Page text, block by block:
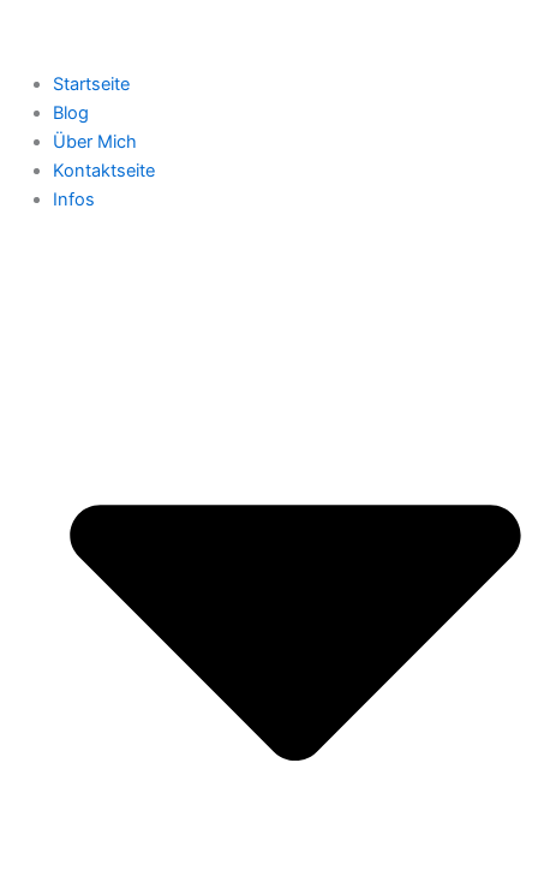
Startseite
Blog
Über Mich
Kontaktseite
Infos